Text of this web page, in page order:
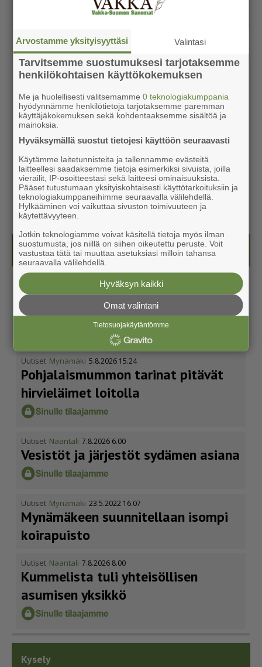
Luetuimmat Uusimmat
6.8.2026 10.30
Mynäkäs tutkii Mynämäen mahdol­li­
suuksia
Uutiset Mynämäki 5.8.2026 15.24
Pohja­lais­mummon tarinat pitävät
hirvieläimet loitolla
Uutiset Naantali 7.8.2026 6.00
Vesistöt ja järjestöt sydämen asiana
Uutiset Mynämäki 23.5.2022 16.07
Mynämäkeen suunnitellaan isompi
koirapuisto
Uutiset Naantali 7.8.2026 8.00
Kummelista tuli yhteisöllisen
asumisen yksikkö
Kysely
Arvostamme yksityisyyttäsi Valintasi
Tarvitsemme suostumuksesi tarjotaksemme
henkilökohtaisen käyttökokemuksen
Me ja huolellisesti valitsemamme0 teknologiakumppania
hyödynnämme henkilötietoja tarjotaksemme paremman
käyttäjäkokemuksen sekä kohdentaaksemme sisältöä ja
mainoksia.
Hyväksymällä suostut tietojesi käyttöön seuraavasti
Käytämme laitetunnisteita ja tallennamme evästeitä
laitteellesi saadaksemme tietoja esimerkiksi sivuista, joilla
vierailit, IP-osoitteestasi sekä laitteesi ominaisuuksista.
Pääset tutustumaan yksityiskohtaisesti käyttötarkoituksiin ja
teknologiakumppaneihimme seuraavalla välilehdellä.
Hylkääminen voi vaikuttaa sivuston toimivuuteen ja
käytettävyyteen.
Jotkin teknologiamme voivat käsitellä tietoja myös ilman
suostumusta, jos niillä on siihen oikeutettu peruste. Voit
vastustaa tätä tai muuttaa asetuksiasi milloin tahansa
seuraavalla välilehdellä.
Hyväksyn kaikki
Omat valintani
Tietosuojakäytäntömme